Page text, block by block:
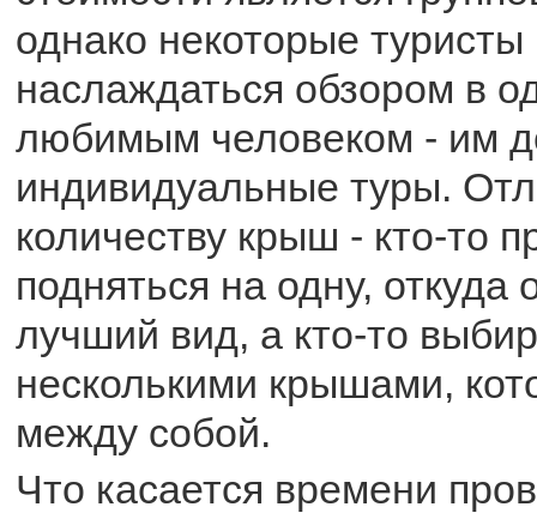
однако некоторые
наслаждаться обзором в
любимым человеком - им
индивидуальные туры.
количеству крыш - кто-то
подняться на одну, откуда
лучший вид, а кто-то
несколькими крышами,
между собой.
Что касается времени